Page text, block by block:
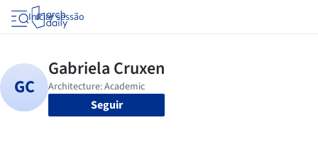
Iniciar sessão
Seguir